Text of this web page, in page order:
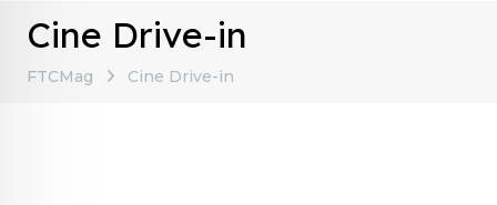
Cine Drive-in
FTCMag Cine Drive-in